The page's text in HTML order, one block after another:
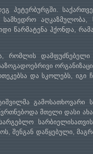
პეტერბურგში.
აღკაზმულობა,
წარმატენა ჰქონდა,
რომლის
და სკოლებს, იგი
გამოსათხოვარი
მთელი დასი
სარბიელისათვის
შენგან დაწყებული,